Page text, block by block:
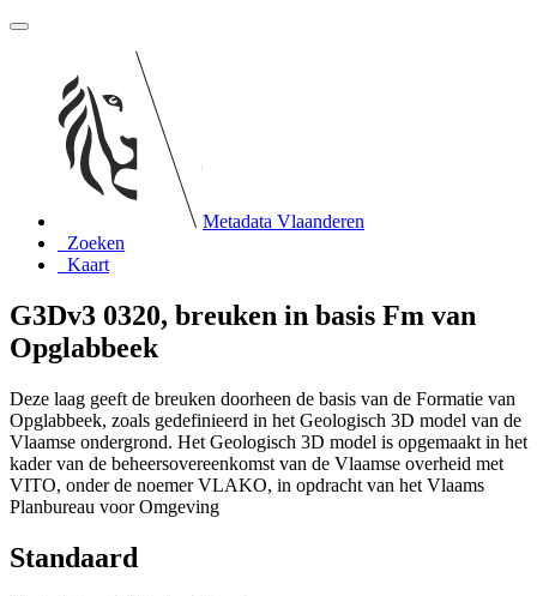
Metadata Vlaanderen
Zoeken
Kaart
G3Dv3 0320, breuken in basis Fm van
Opglabbeek
Deze laag geeft de breuken doorheen de basis van de Formatie van
Opglabbeek, zoals gedefinieerd in het Geologisch 3D model van de
Vlaamse ondergrond. Het Geologisch 3D model is opgemaakt in het
kader van de beheersovereenkomst van de Vlaamse overheid met
VITO, onder de noemer VLAKO, in opdracht van het Vlaams
Planbureau voor Omgeving
Standaard